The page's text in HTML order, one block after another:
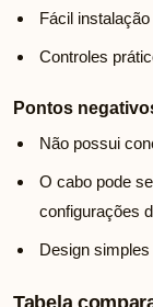
Fácil
Controles
Pontos
Não possui
O cabo pode
configurações
Design
Tabela